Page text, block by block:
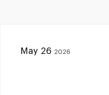
May 26 2026